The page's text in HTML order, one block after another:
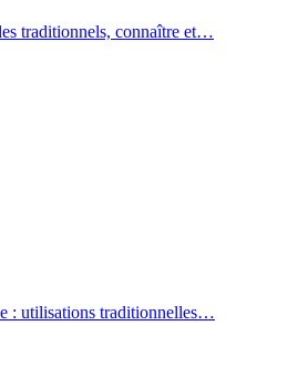
traditionnels, connaître et…
: utilisations traditionnelles…